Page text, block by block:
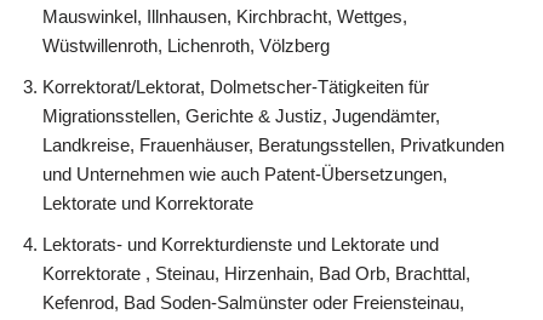
Mauswinkel, Illnhausen, Kirchbracht, Wettges,
Wüstwillenroth, Lichenroth, Völzberg
Korrektorat/Lektorat, Dolmetscher-Tätigkeiten für
Migrationsstellen, Gerichte & Justiz, Jugendämter,
Landkreise, Frauenhäuser, Beratungsstellen, Privatkunden
und Unternehmen wie auch Patent-Übersetzungen,
Lektorate und Korrektorate
Lektorats- und Korrekturdienste und Lektorate und
Korrektorate , Steinau, Hirzenhain, Bad Orb, Brachttal,
Kefenrod, Bad Soden-Salmünster oder Freiensteinau,